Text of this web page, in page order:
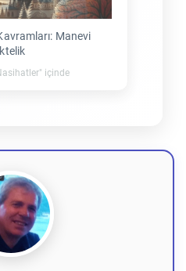
Manevi
içinde